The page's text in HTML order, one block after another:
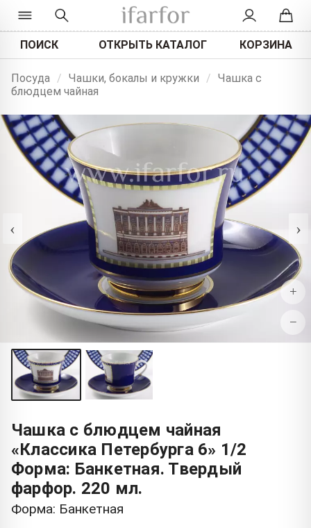
ПОИСК ОТКРЫТЬ КАТАЛОГ КОРЗИНА
Посуда / Чашки, бокалы и кружки / Чашка с
блюдцем чайная
‹ ›
+
−
Чашка с блюдцем чайная
«Классика Петербурга 6» 1/2
Форма: Банкетная. Твердый
фарфор. 220 мл.
Форма: Банкетная